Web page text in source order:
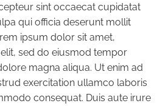
sint occaecat cupidatat
qui officia deserunt mollit
ipsum dolor sit amet,
sed do eiusmod tempor
magna aliqua. Ut enim ad
exercitation ullamco laboris
consequat. Duis aute irure